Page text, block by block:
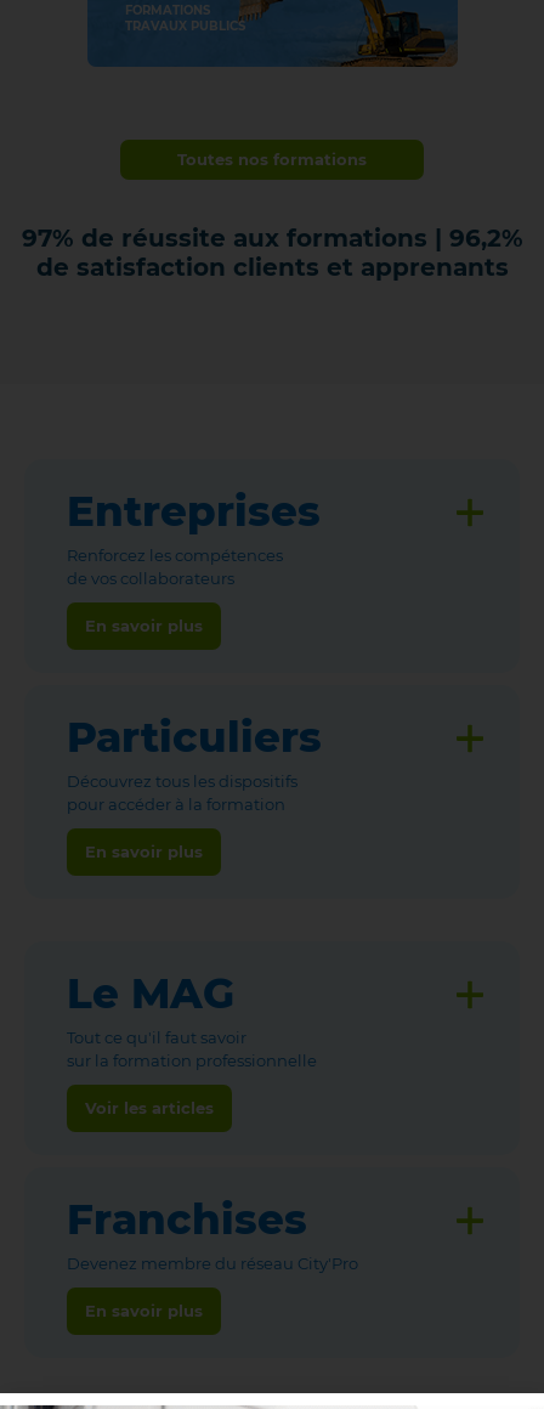
FORMATIONS
TRAVAUX PUBLICS
Toutes nos formations
97% de réussite aux formations | 96,2%
de satisfaction clients et apprenants
Entreprises
Renforcez les compétences
de vos collaborateurs
En savoir plus
Particuliers
Découvrez tous les dispositifs
pour accéder à la formation
En savoir plus
Le MAG
Tout ce qu'il faut savoir
sur la formation professionnelle
Voir les articles
Franchises
Devenez membre du réseau City'Pro
En savoir plus